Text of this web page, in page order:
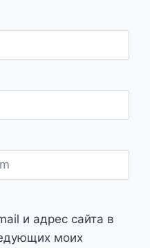
и адрес сайта в
моих